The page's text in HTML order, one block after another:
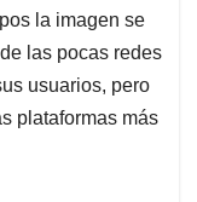
la imagen se
las pocas redes
usuarios, pero
plataformas más